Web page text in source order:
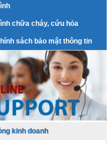
chữa cháy, cứu hỏa
sách bảo mật thông tin
kinh doanh